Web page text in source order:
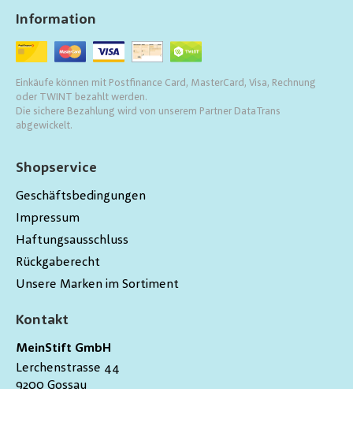
Kontakt
MeinStift GmbH
Lerchenstrasse 44
9200 Gossau
Shopservice
Geschäftsbedingungen
Impressum
Haftungsausschluss
Rückgaberecht
Unsere Marken im Sortiment
Information
Einkäufe können mit Postfinance Card, MasterCard, Visa, Rechnung
oder TWINT bezahlt werden.
Die sichere Bezahlung wird von unserem Partner DataTrans
abgewickelt.